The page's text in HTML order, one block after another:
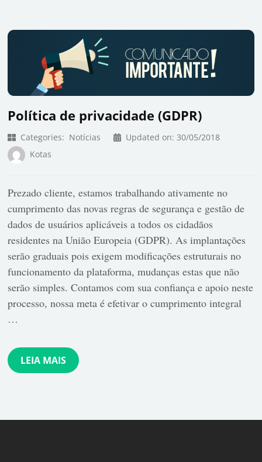
Política de privacidade (GDPR)
Categories: Notícias Updated on: 30/05/2018
Kotas
Prezado cliente, estamos trabalhando ativamente no
cumprimento das novas regras de segurança e gestão de
dados de usuários aplicáveis a todos os cidadãos
residentes na União Europeia (GDPR). As implantações
serão graduais pois exigem modificações estruturais no
funcionamento da plataforma, mudanças estas que não
serão simples. Contamos com sua confiança e apoio neste
processo, nossa meta é efetivar o cumprimento integral
…
LEIA MAIS